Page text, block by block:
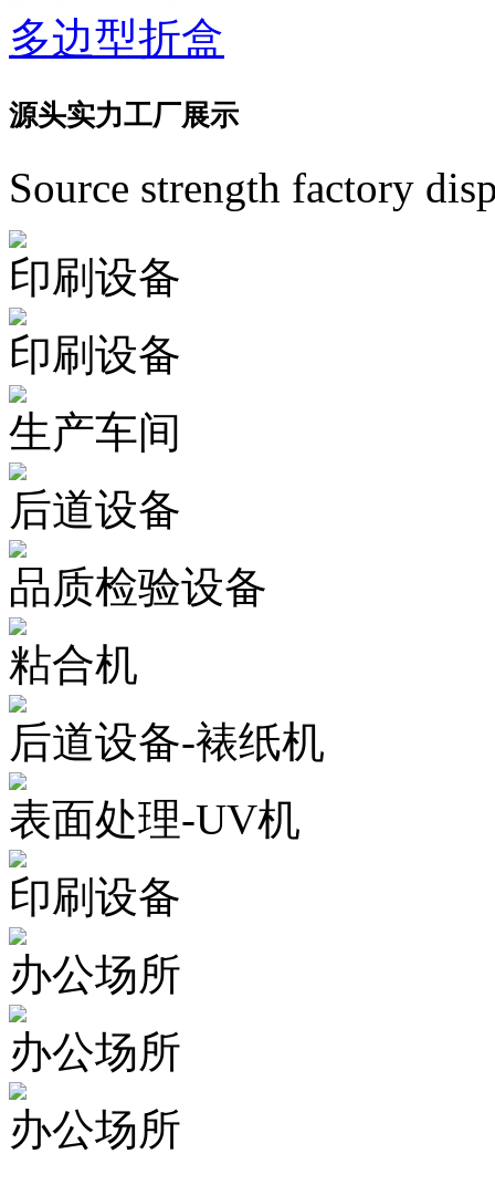
多边型折盒
源头实力工厂展示
Source strength factory
印刷设备
印刷设备
生产车间
后道设备
品质检验设备
粘合机
后道设备-裱纸机
表面处理-UV机
印刷设备
办公场所
办公场所
办公场所